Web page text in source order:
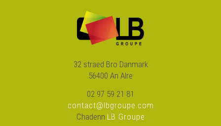
32 straed Bro Danmark
56400 An Alre
02 97 59 21 81
contact@lbgroupe.com
Chadenn LB Groupe